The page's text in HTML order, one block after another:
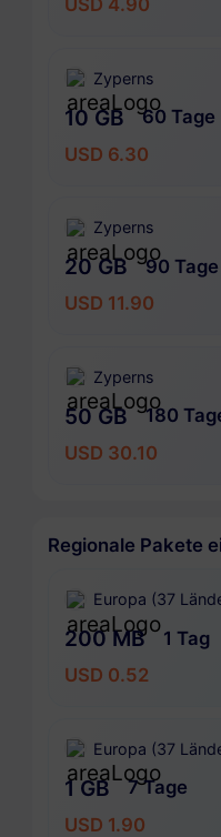
USD 4.90
Zyperns
10 GB
60 Tage
USD 6.30
Zyperns
20 GB
90 Tage
USD 11.90
Zyperns
50 GB
180
USD 30.10
Regionale Pakete
Europa (37
200 MB
1 Tag
USD 0.52
Europa (37
1 GB
7 Tage
USD 1.90